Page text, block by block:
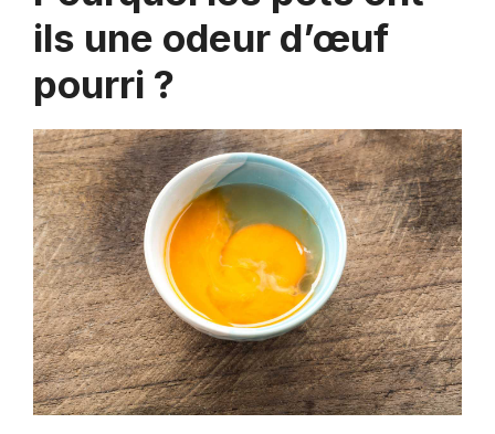
ils une odeur d’œuf
pourri ?